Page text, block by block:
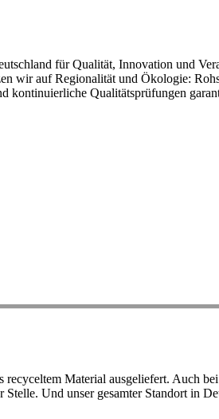
für Qualität, Innovation und
wir auf Regionalität und Ökologie:
Qualitätsprüfungen
Material ausgeliefert. Auch
Und unser gesamter Standort in